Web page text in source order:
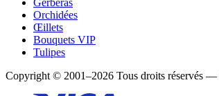
Orchidées
Œillets
Bouquets VIP
Tulipes
Copyright © 2001–2026 Tous droits réservés —